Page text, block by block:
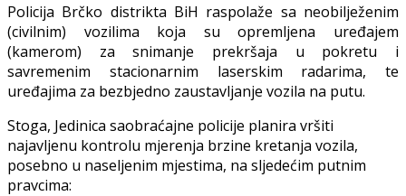
Policija Brčko distrikta BiH raspolaže sa neobilježenim
(civilnim) vozilima koja su opremljena uređajem
(kamerom) za snimanje prekršaja u pokretu i
savremenim stacionarnim laserskim radarima, te
uređajima za bezbjedno zaustavljanje vozila na putu.
Stoga, Jedinica saobraćajne policije planira vršiti
najavljenu kontrolu mjerenja brzine kretanja vozila,
posebno u naseljenim mjestima, na sljedećim putnim
pravcima: